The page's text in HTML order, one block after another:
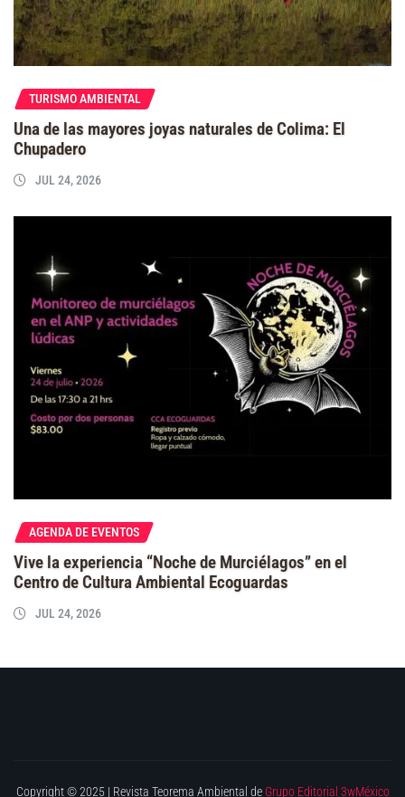
TURISMO AMBIENTAL
Una de las mayores joyas naturales de Colima: El
Chupadero
JUL 24, 2026
AGENDA DE EVENTOS
Vive la experiencia “Noche de Murciélagos” en el
Centro de Cultura Ambiental Ecoguardas
JUL 24, 2026
Copyright © 2025 | Revista Teorema Ambiental de Grupo Editorial 3wMéxico